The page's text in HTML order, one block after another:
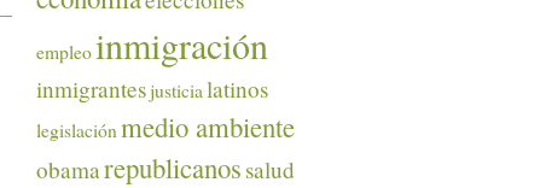
empleoinmigración
inmigrantesjusticialatinos
legislaciónmedio ambiente
obamarepublicanos salud